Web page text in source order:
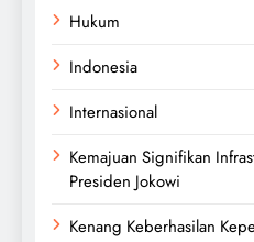
Hukum
Indonesia
Internasional
Kemajuan Signifikan
Presiden Jokowi
Kenang Keberhasilan